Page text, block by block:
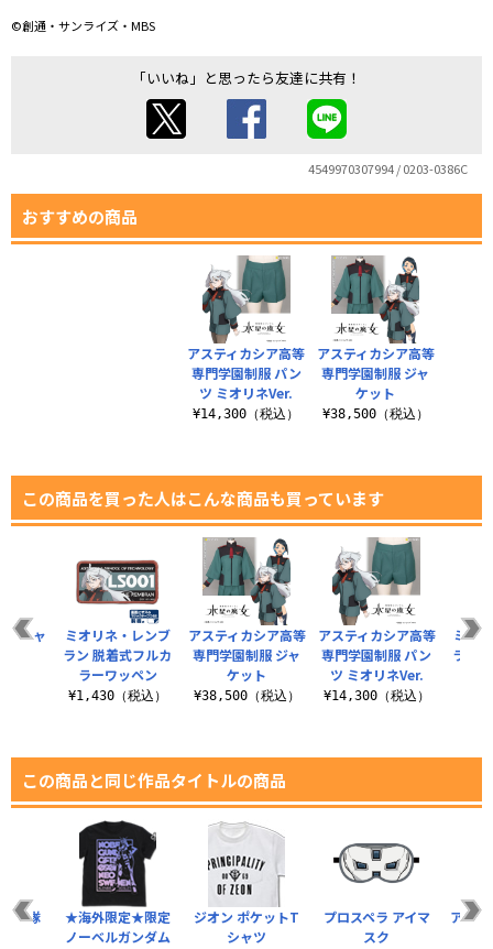
©創通・サンライズ・MBS
「いいね」と思ったら友達に共有！
4549970307994 / 0203-0386C
おすすめの商品
アスティカシア高等
専門学園制服 パン
ツ ミオリネVer.
¥14,300（税込）
アスティカシア高等
専門学園制服 ジャ
ケット
¥38,500（税込）
この商品を買った人はこんな商品も買っています
アスティカシア高等
専門学園制服 ジャ
ケット
¥38,500（税込）
アスティカシア高等
専門学園制服 パン
ツ ミオリネVer.
¥14,300（税込）
ミオ
ラン
シャ
ミオリネ・レンブ
ラン 脱着式フルカ
ラーワッペン
¥1,430（税込）
この商品と同じ作品タイトルの商品
ジオン ポケットT
シャツ
プロスペラ アイマ
スク
アナ
フ隊
★海外限定★限定
ノーベルガンダム